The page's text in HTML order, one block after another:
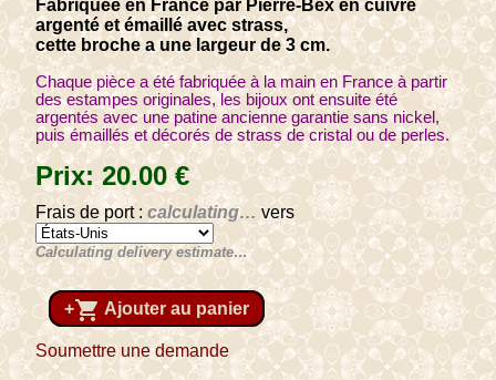
Fabriquée en France par Pierre-Bex en cuivre
argenté et émaillé avec strass,
cette broche a une largeur de 3 cm.
Chaque pièce a été fabriquée à la main en France à partir
des estampes originales, les bijoux ont ensuite été
argentés avec une patine ancienne garantie sans nickel,
puis émaillés et décorés de strass de cristal ou de perles.
Prix:20.00€
Frais de port :calculating…vers
Calculating delivery estimate…
+shopping_cart Ajouter au panier
Soumettre une demande